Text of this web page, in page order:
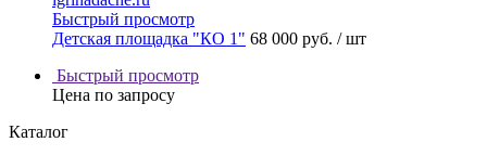
Быстрый просмотр
Детская площадка "КО 1" 68 000 руб. / шт
Быстрый просмотр
Цена по запросу
Каталог